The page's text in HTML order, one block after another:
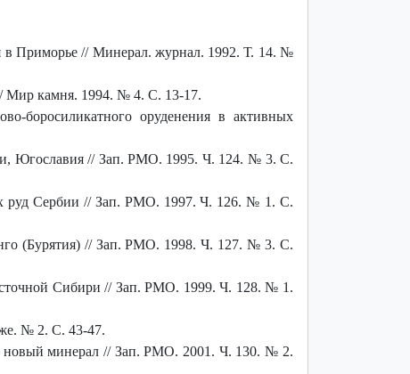
в Приморье // Минерал. журнал. 1992. Т. 14. №
Мир камня. 1994. № 4. С. 13-17.
боросиликатного оруденения в активных
Югославия // Зап. РМО. 1995. Ч. 124. № 3. С.
руд Сербии // Зап. РМО. 1997. Ч. 126. № 1. С.
(Бурятия) // Зап. РМО. 1998. Ч. 127. № 3. С.
Сибири // Зап. РМО. 1999. Ч. 128. № 1.
№ 2. С. 43-47.
новый минерал // Зап. РМО. 2001. Ч. 130. № 2.